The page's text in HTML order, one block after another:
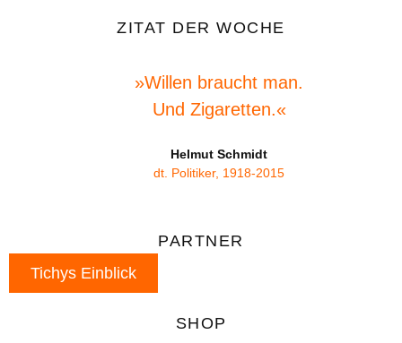
ZITAT DER WOCHE
»Willen braucht man.
Und Zigaretten.«
Helmut Schmidt
dt. Politiker, 1918-2015
PARTNER
Tichys Einblick
SHOP